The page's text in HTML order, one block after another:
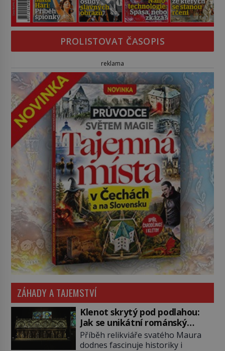
PROLISTOVAT ČASOPIS
reklama
ZÁHADY A TAJEMSTVÍ
Klenot skrytý pod podlahou:
Jak se unikátní románský
poklad dostal do zapadlého
Bečova?
Příběh relikviáře svatého Maura
dodnes fascinuje historiky i